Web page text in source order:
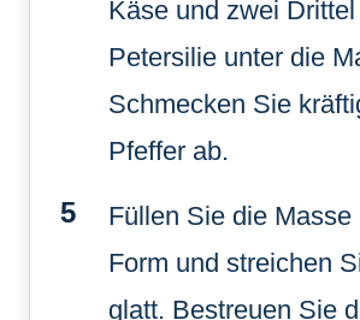
Käse und zwei
Petersilie unter die
Schmecken Sie
Pfeffer ab.
Füllen Sie die Masse
Form und streichen
glatt. Bestreuen Sie